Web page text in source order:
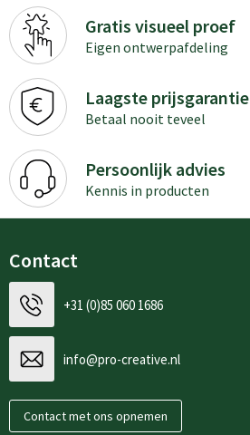
Gratis visueel proef
Eigen ontwerpafdeling
Laagste prijsgarantie
Betaal nooit teveel
Persoonlijk advies
Kennis in producten
Contact
+31 (0)85 060 1686
info@pro-creative.nl
Contact met ons opnemen